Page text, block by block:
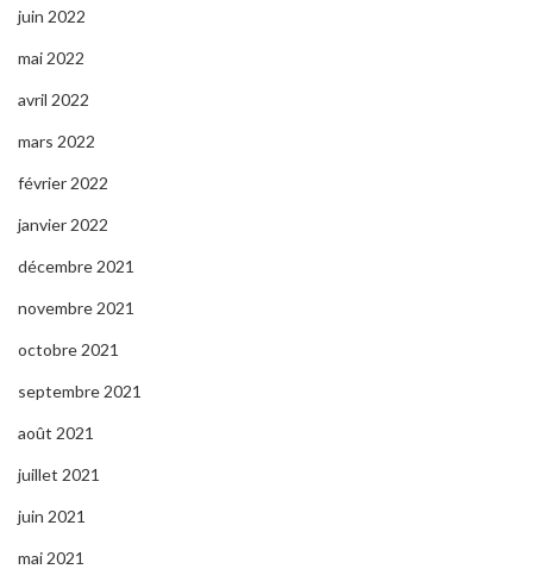
juin 2022
mai 2022
avril 2022
mars 2022
février 2022
janvier 2022
décembre 2021
novembre 2021
octobre 2021
septembre 2021
août 2021
juillet 2021
juin 2021
mai 2021